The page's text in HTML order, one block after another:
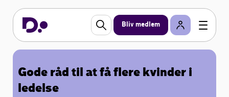
Bliv medlem
Gode råd til at få flere kvinder i
ledelse